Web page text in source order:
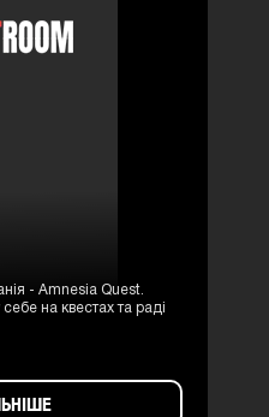
- Amnesia Quest.
на квестах та раді